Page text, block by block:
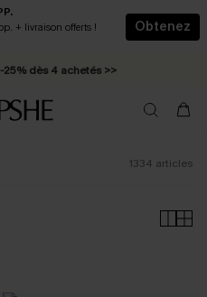
+ livraison offerts !
Obtenez
3 jours ouvrés >>
dès 4 achetés >>
1334 articles